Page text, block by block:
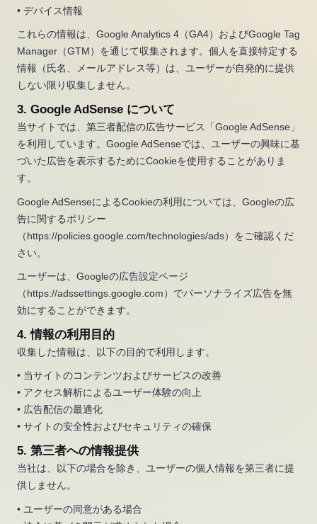
• デバイス情報
これらの情報は、Google Analytics 4（GA4）およびGoogle Tag
Manager（GTM）を通じて収集されます。個人を直接特定する
情報（氏名、メールアドレス等）は、ユーザーが自発的に提供
しない限り収集しません。
3. Google AdSense について
当サイトでは、第三者配信の広告サービス「Google AdSense」
を利用しています。Google AdSenseでは、ユーザーの興味に基
づいた広告を表示するためにCookieを使用することがありま
す。
Google AdSenseによるCookieの利用については、Googleの広
告に関するポリシー
（https://policies.google.com/technologies/ads）をご確認くだ
さい。
ユーザーは、Googleの広告設定ページ
（https://adssettings.google.com）でパーソナライズ広告を無
効にすることができます。
4. 情報の利用目的
収集した情報は、以下の目的で利用します。
• 当サイトのコンテンツおよびサービスの改善
• アクセス解析によるユーザー体験の向上
• 広告配信の最適化
• サイトの安全性およびセキュリティの確保
5. 第三者への情報提供
当社は、以下の場合を除き、ユーザーの個人情報を第三者に提
供しません。
• ユーザーの同意がある場合